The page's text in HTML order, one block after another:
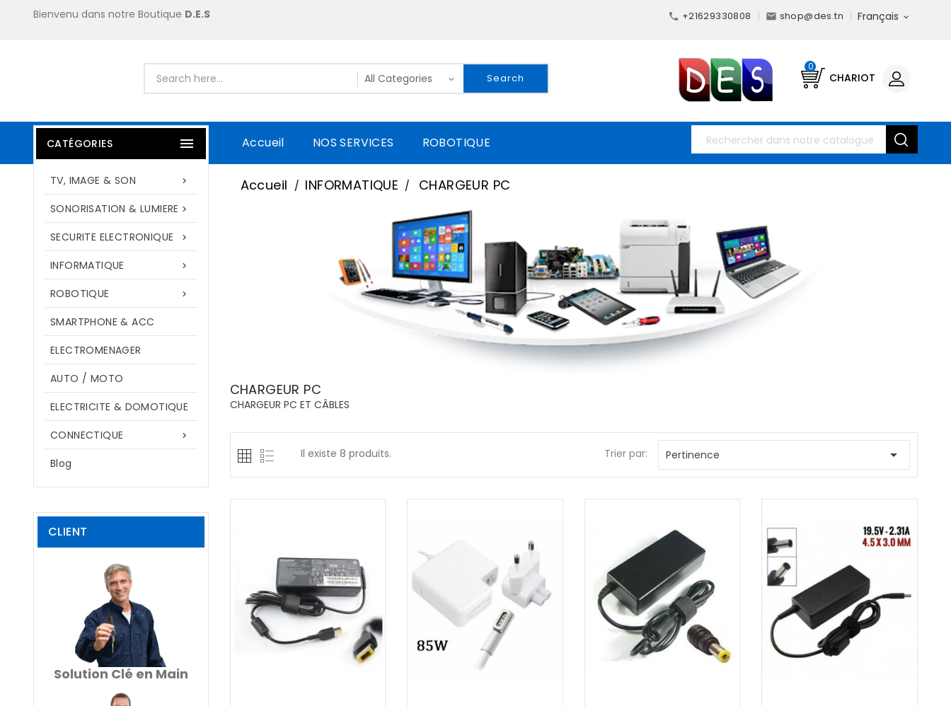
Bienvenu dans notre Boutique D.E.S Français 
 +21629330808  shop@des.tn
Search CHARIOT
0
Accueil NOS SERVICES ROBOTIQUE
CATÉGORIES 

TV, IMAGE & SON

SONORISATION & LUMIERE

SECURITE ELECTRONIQUE

INFORMATIQUE

ROBOTIQUE
SMARTPHONE & ACC
ELECTROMENAGER
AUTO / MOTO
ELECTRICITE & DOMOTIQUE

CONNECTIQUE
Blog
CLIENT
Solution Clé en Main
Accueil INFORMATIQUE CHARGEUR PC
CHARGEUR PC
CHARGEUR PC ET CÂBLES
Il existe 8 produits. Trier par: Pertinence 